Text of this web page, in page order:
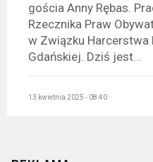
gościa Anny Rębas.
Rzecznika Praw
w Związku Harcerstwa
Gdańskiej. Dziś jest...
13 kwietnia 2025 - 08:40